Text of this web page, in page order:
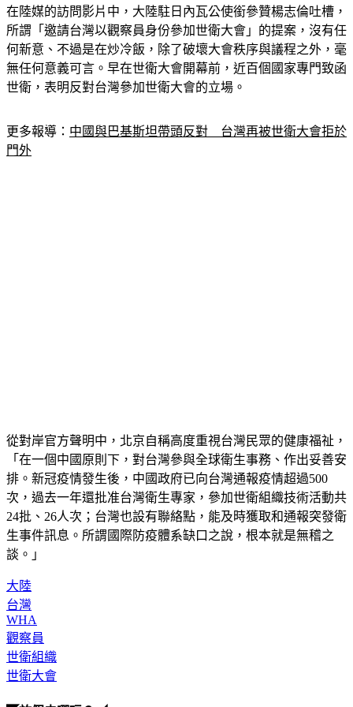
在陸媒的訪問影片中，大陸駐日內瓦公使銜參贊楊志倫吐槽，
所謂「邀請台灣以觀察員身份參加世衛大會」的提案，沒有任
何新意、不過是在炒冷飯，除了破壞大會秩序與議程之外，毫
無任何意義可言。早在世衛大會開幕前，近百個國家專門致函
更多報導：
從對岸官方聲明中，北京自稱高度重視台灣民眾的健康福祉，
「在一個中國原則下，對台灣參與全球衛生事務、作出妥善安
排。新冠疫情發生後，中國政府已向台灣通報疫情超過500
次，過去一年還批准台灣衛生專家，參加世衛組織技術活動共
24批、26人次；台灣也設有聯絡點，能及時獲取和通報突發衛
生事件訊息。所謂國際防疫體系缺口之說，根本就是無稽之
大陸
台灣
WHA
觀察員
世衛組織